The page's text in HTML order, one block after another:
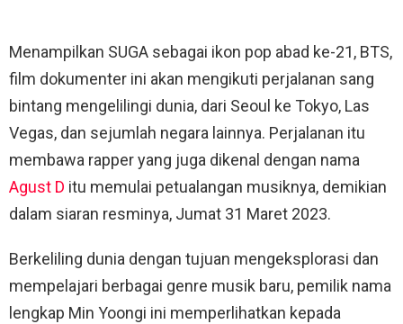
Menampilkan SUGA sebagai ikon pop abad ke-21, BTS,
film dokumenter ini akan mengikuti perjalanan sang
bintang mengelilingi dunia, dari Seoul ke Tokyo, Las
Vegas, dan sejumlah negara lainnya. Perjalanan itu
membawa rapper yang juga dikenal dengan nama
Agust D itu memulai petualangan musiknya, demikian
dalam siaran resminya, Jumat 31 Maret 2023.
Berkeliling dunia dengan tujuan mengeksplorasi dan
mempelajari berbagai genre musik baru, pemilik nama
lengkap Min Yoongi ini memperlihatkan kepada